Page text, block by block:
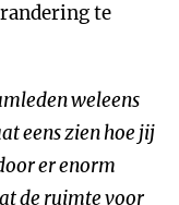
te
weleens
eens zien hoe jij
er enorm
de ruimte voor